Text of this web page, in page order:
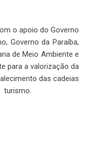
o apoio do Governo
Governo da Paraíba,
de Meio Ambiente e
para a valorização da
das cadeias
turismo.